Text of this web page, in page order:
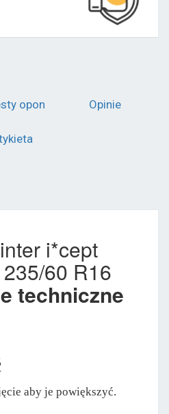
opon Opinie
i*cept
60 R16
techniczne
aby je powiększyć.